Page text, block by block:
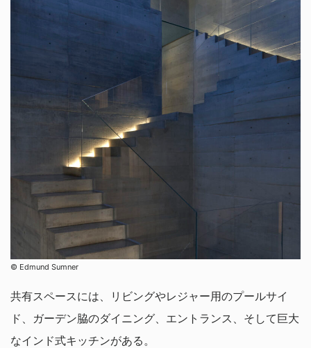
© Edmund Sumner
共有スペースには、リビングやレジャー用のプールサイ
ド、ガーデン脇のダイニング、エントランス、そして巨大
なインド式キッチンがある。